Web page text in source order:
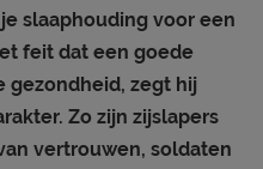
slaaphouding voor een
feit dat een goede
gezondheid, zegt hij
Zo zijn zijslapers
vertrouwen, soldaten